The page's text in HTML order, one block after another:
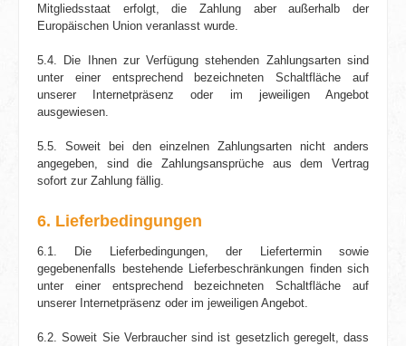
Mitgliedsstaat erfolgt, die Zahlung aber außerhalb der
Europäischen Union veranlasst wurde.
5.4. Die Ihnen zur Verfügung stehenden Zahlungsarten sind
unter einer entsprechend bezeichneten Schaltfläche auf
unserer Internetpräsenz oder im jeweiligen Angebot
ausgewiesen.
5.5. Soweit bei den einzelnen Zahlungs­arten nicht anders
angegeben, sind die Zahlungsansprüche aus dem Vertrag
sofort zur Zahlung fällig.
6. Lieferbedingungen
6.1. Die Lieferbedingungen, der Liefer­termin sowie
gegebenenfalls bestehende Lieferbeschränkungen finden sich
unter einer entsprechend bezeichneten Schalt­fläche auf
unserer Internetpräsenz oder im jeweiligen Angebot.
6.2. Soweit Sie Verbraucher sind ist gesetzlich geregelt, dass